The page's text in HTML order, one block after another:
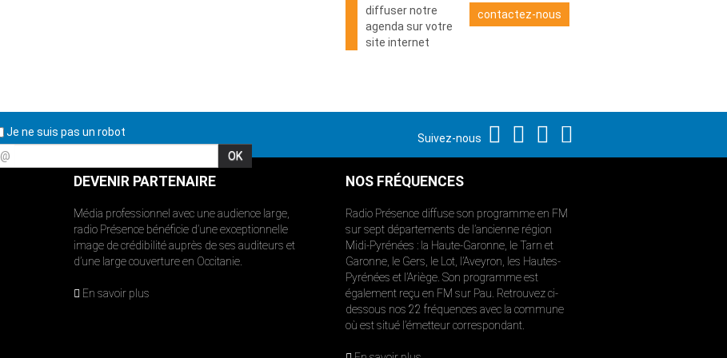
diffuser notre
agenda sur votre
site internet
contactez-nous
Je ne suis pas un robot
@
Suivez-nous
DEVENIR PARTENAIRE
Média professionnel avec une audience large,
radio Présence bénéficie d’une exceptionnelle
image de crédibilité auprès de ses auditeurs et
d’une large couverture en Occitanie.
En savoir plus
NOS FRÉQUENCES
Radio Présence diffuse son programme en FM
sur sept départements de l’ancienne région
Midi-Pyrénées : la Haute-Garonne, le Tarn et
Garonne, le Gers, le Lot, l’Aveyron, les Hautes-
Pyrénées et l’Ariège. Son programme est
également reçu en FM sur Pau. Retrouvez ci-
dessous nos 22 fréquences avec la commune
où est situé l’émetteur correspondant.